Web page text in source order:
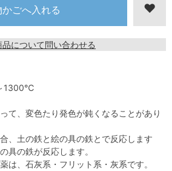
品について問い合わせる
1300℃
て、変色たり発色が鈍くなることがあり
、土の鉄と絵の具の鉄とで反応します
具の鉄が反応します。
は、石灰系・フリット系・灰系です。